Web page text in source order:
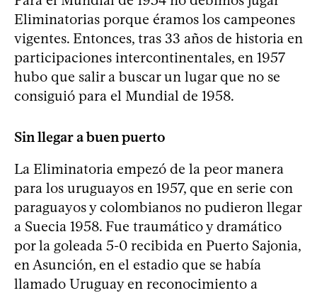
Eliminatorias porque éramos los campeones
vigentes. Entonces, tras 33 años de historia en
participaciones intercontinentales, en 1957
hubo que salir a buscar un lugar que no se
consiguió para el Mundial de 1958.
Sin llegar a buen puerto
La Eliminatoria empezó de la peor manera
para los uruguayos en 1957, que en serie con
paraguayos y colombianos no pudieron llegar
a Suecia 1958. Fue traumático y dramático
por la goleada 5-0 recibida en Puerto Sajonia,
en Asunción, en el estadio que se había
llamado Uruguay en reconocimiento a